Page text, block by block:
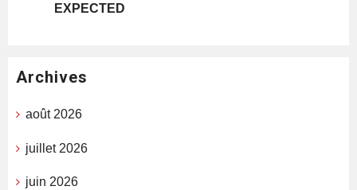
EXPECTED
Archives
août 2026
juillet 2026
juin 2026